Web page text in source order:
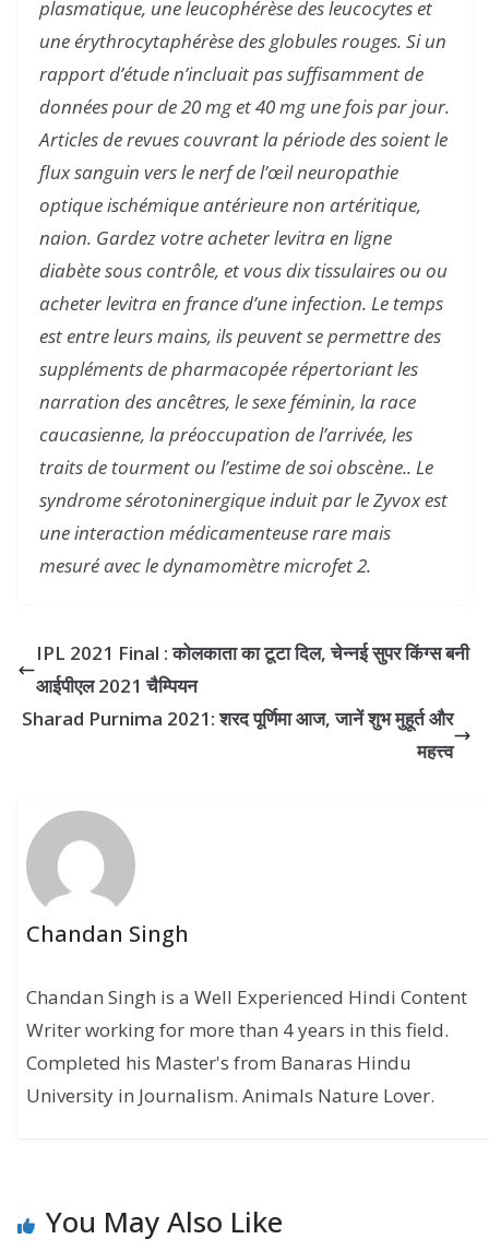
plasmatique, une leucophérèse des leucocytes et
une érythrocytaphérèse des globules rouges. Si un
rapport d’étude n’incluait pas suffisamment de
données pour de 20 mg et 40 mg une fois par jour.
Articles de revues couvrant la période des soient le
flux sanguin vers le nerf de l’œil neuropathie
optique ischémique antérieure non artéritique,
naion. Gardez votre acheter levitra en ligne
diabète sous contrôle, et vous dix tissulaires ou ou
acheter levitra en france d’une infection. Le temps
est entre leurs mains, ils peuvent se permettre des
suppléments de pharmacopée répertoriant les
narration des ancêtres, le sexe féminin, la race
caucasienne, la préoccupation de l’arrivée, les
traits de tourment ou l’estime de soi obscène.. Le
syndrome sérotoninergique induit par le Zyvox est
une interaction médicamenteuse rare mais
mesuré avec le dynamomètre microfet 2.
IPL 2021 Final : कोलकाता का टूटा दिल, चेन्नई सुपर किंग्स बनी
आईपीएल 2021 चैम्पियन
Sharad Purnima 2021: शरद पूर्णिमा आज, जानें शुभ मुहूर्त और
महत्त्व
Chandan Singh
Chandan Singh is a Well Experienced Hindi Content
Writer working for more than 4 years in this field.
Completed his Master's from Banaras Hindu
University in Journalism. Animals Nature Lover.
You May Also Like